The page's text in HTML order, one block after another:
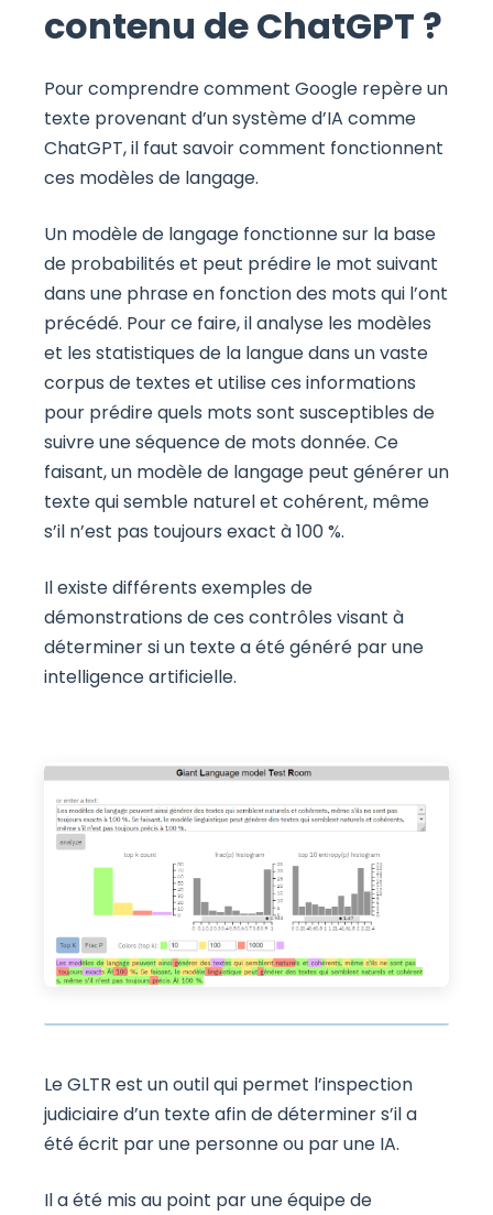
contenu de ChatGPT ?
Pour comprendre comment Google repère un
texte provenant d’un système d’IA comme
ChatGPT, il faut savoir comment fonctionnent
ces modèles de langage.
Un modèle de langage fonctionne sur la base
de probabilités et peut prédire le mot suivant
dans une phrase en fonction des mots qui l’ont
précédé. Pour ce faire, il analyse les modèles
et les statistiques de la langue dans un vaste
corpus de textes et utilise ces informations
pour prédire quels mots sont susceptibles de
suivre une séquence de mots donnée. Ce
faisant, un modèle de langage peut générer un
texte qui semble naturel et cohérent, même
s’il n’est pas toujours exact à 100 %.
Il existe différents exemples de
démonstrations de ces contrôles visant à
déterminer si un texte a été généré par une
intelligence artificielle.
Le GLTR est un outil qui permet l’inspection
judiciaire d’un texte afin de déterminer s’il a
été écrit par une personne ou par une IA.
Il a été mis au point par une équipe de